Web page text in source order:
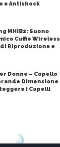
e Antishock
MHIB2: Suono
Cuffie Wireless
Riproduzione e
Donne – Capello
Dimensione
i Capelli